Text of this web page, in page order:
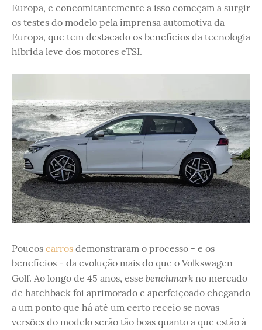
Europa, e concomitantemente a isso começam a surgir
os testes do modelo pela imprensa automotiva da
Europa, que tem destacado os benefícios da tecnologia
híbrida leve dos motores eTSI.
Poucos carros demonstraram o processo - e os
benefícios - da evolução mais do que o Volkswagen
Golf. Ao longo de 45 anos, esse benchmark no mercado
de hatchback foi aprimorado e aperfeiçoado chegando
a um ponto que há até um certo receio se novas
versões do modelo serão tão boas quanto a que estão à